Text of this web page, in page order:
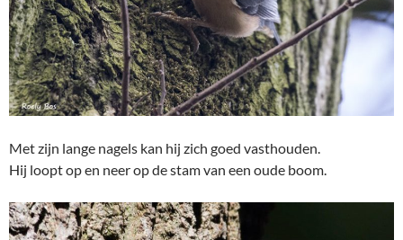
Met zijn lange nagels kan hij zich goed vasthouden.
Hij loopt op en neer op de stam van een oude boom.